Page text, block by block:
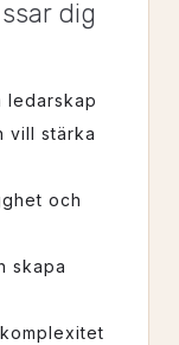
dig
ledarskap
vill stärka
och
skapa